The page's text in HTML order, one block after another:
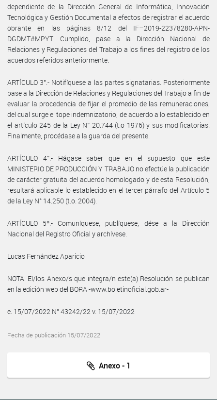
dependiente de la Dirección General de Informática, Innovación
Tecnológica y Gestión Documental a efectos de registrar el acuerdo
obrante en las páginas 8/12 del IF–2019-22378280-APN-
DGDMT#MPYT. Cumplido, pase a la Dirección Nacional de
Relaciones y Regulaciones del Trabajo a los fines del registro de los
acuerdos referidos anteriormente.
ARTÍCULO 3°.- Notifíquese a las partes signatarias. Posteriormente
pase a la Dirección de Relaciones y Regulaciones del Trabajo a fin de
evaluar la procedencia de fijar el promedio de las remuneraciones,
del cual surge el tope indemnizatorio, de acuerdo a lo establecido en
el artículo 245 de la Ley N° 20.744 (t.o 1976) y sus modificatorias.
Finalmente, procédase a la guarda del presente.
ARTÍCULO 4°.- Hágase saber que en el supuesto que este
MINISTERIO DE PRODUCCIÓN Y TRABAJO no efectúe la publicación
de carácter gratuita del acuerdo homologado y de esta Resolución,
resultará aplicable lo establecido en el tercer párrafo del Artículo 5
de la Ley N° 14.250 (t.o. 2004).
ARTÍCULO 5º.- Comuníquese, publíquese, dése a la Dirección
Nacional del Registro Oficial y archívese.
Lucas Fernández Aparicio
NOTA: El/los Anexo/s que integra/n este(a) Resolución se publican
en la edición web del BORA -www.boletinoficial.gob.ar-
e. 15/07/2022 N° 43242/22 v. 15/07/2022
Fecha de publicación 15/07/2022
Anexo - 1